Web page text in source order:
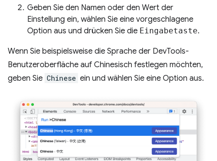
Geben Sie den Namen oder den Wert der
Einstellung ein, wählen Sie eine vorgeschlagene
Option aus und drücken Sie die Eingabetaste.
Wenn Sie beispielsweise die Sprache der DevTools-
Benutzeroberfläche auf Chinesisch festlegen möchten,
geben Sie Chinese ein und wählen Sie eine Option aus.